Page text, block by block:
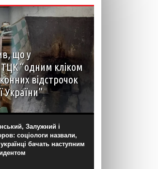
що у
ТЦК “одним кліком
відстрочок
України”
візиту до Берегівського
уповноваженого
захисту прав людини в
Андрій Крючков
Про це в...
Залужний і
соціологи назвали,
бачать наступним